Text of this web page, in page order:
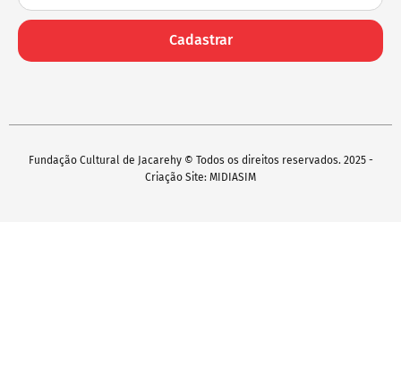
Cadastrar
Fundação Cultural de Jacarehy © Todos os direitos reservados. 2025 -
Criação Site: MIDIASIM